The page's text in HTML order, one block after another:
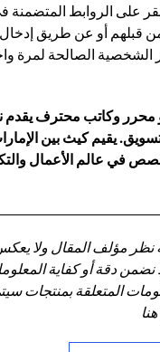
على الروابط المتضمنة
من قبلهم أو عن طريق
الشخصية الصالحة لمرة
محرر وكاتب محترف يقدم
يقيم كيث بين
في عالم الأعمال
مؤلف المقال ولا
نضمن دقة أو كفاية
المتعلقة بمنتجات